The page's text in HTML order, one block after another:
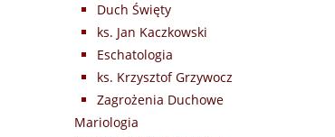
Duch Święty
ks. Jan Kaczkowski
Eschatologia
ks. Krzysztof Grzywocz
Zagrożenia Duchowe
Mariologia